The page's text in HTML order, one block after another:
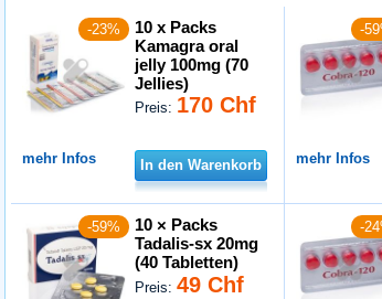
-23%
10 x Packs
Kamagra oral
jelly 100mg (70
Jellies)
Preis: 170 Chf
mehr Infos In den Warenkorb
-
mehr Infos
-59%
10 × Packs
Tadalis-sx 20mg
(40 Tabletten)
Preis:49 Chf
-